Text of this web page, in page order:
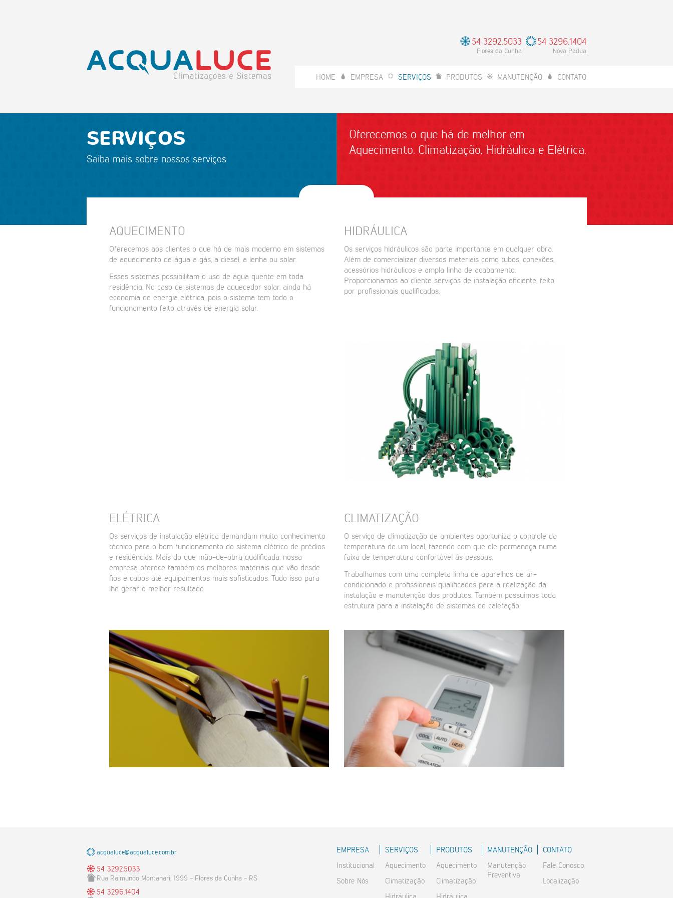
54 3292.5033
Flores da Cunha
54 3296.1404
Nova Pádua
HOME EMPRESA SERVIÇOS PRODUTOS MANUTENÇÃO CONTATO
SERVIÇOS
Saiba mais sobre nossos serviços
Oferecemos o que há de melhor em
Aquecimento, Climatização, Hidráulica e Elétrica.
AQUECIMENTO
Oferecemos aos clientes o que há de mais moderno em sistemas
de aquecimento de água a gás, a diesel, a lenha ou solar.
Esses sistemas possibilitam o uso de água quente em toda
residência. No caso de sistemas de aquecedor solar, ainda há
economia de energia elétrica, pois o sistema tem todo o
funcionamento feito através de energia solar.
HIDRÁULICA
Os serviços hidráulicos são parte importante em qualquer obra.
Além de comercializar diversos materiais como tubos, conexões,
acessórios hidráulicos e ampla linha de acabamento.
Proporcionamos ao cliente serviços de instalação eficiente, feito
por profissionais qualificados.
ELÉTRICA
Os serviços de instalação elétrica demandam muito conhecimento
técnico para o bom funcionamento do sistema elétrico de prédios
e residências. Mais do que mão-de-obra qualificada, nossa
empresa oferece também os melhores materiais que vão desde
fios e cabos até equipamentos mais sofisticados. Tudo isso para
lhe gerar o melhor resultado
CLIMATIZAÇÃO
O serviço de climatização de ambientes oportuniza o controle da
temperatura de um local, fazendo com que ele permaneça numa
faixa de temperatura confortável às pessoas.
Trabalhamos com uma completa linha de aparelhos de ar-
condicionado e profissionais qualificados para a realização da
instalação e manutenção dos produtos. Também possuímos toda
estrutura para a instalação de sistemas de calefação.
acqualuce@acqualuce.com.br
54 3292.5033
Rua Raimundo Montanari, 1999 - Flores da Cunha - RS
54 3296.1404
EMPRESA
Institucional
Sobre Nós
SERVIÇOS
Aquecimento
Climatização
PRODUTOS
Aquecimento
Climatização
MANUTENÇÃO
Manutenção
Preventiva
CONTATO
Fale Conosco
Localização